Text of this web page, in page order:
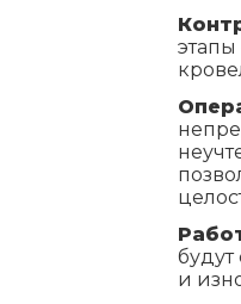
будут
и